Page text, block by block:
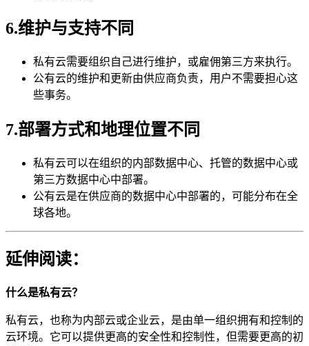
6.维护与支持不同
私有云需要组织自己进行维护，或雇佣第三方来执行。
公有云的维护和更新由供应商负责，用户不需要担心这
些事务。
7.部署方式和地理位置不同
私有云可以在组织的内部数据中心、托管的数据中心或
第三方数据中心中部署。
公有云是在供应商的数据中心中部署的，可能分布在全
球各地。
延伸阅读：
什么是私有云？
私有云，也称为内部云或企业云，是由单一组织拥有和控制的
云环境。它可以提供更高的安全性和控制性，但需要更高的初